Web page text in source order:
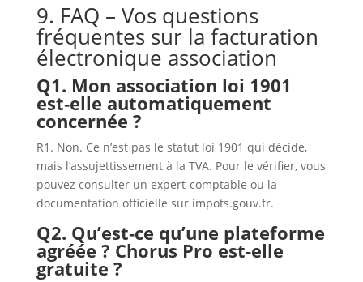
9. FAQ – Vos questions
fréquentes sur la facturation
électronique association
Q1. Mon association loi 1901
est‑elle automatiquement
concernée ?
R1. Non. Ce n’est pas le statut loi 1901 qui décide,
mais l’assujettissement à la TVA. Pour le vérifier, vous
pouvez consulter un expert‑comptable ou la
documentation officielle sur impots.gouv.fr.
Q2. Qu’est‑ce qu’une plateforme
agréée ? Chorus Pro est‑elle
gratuite ?